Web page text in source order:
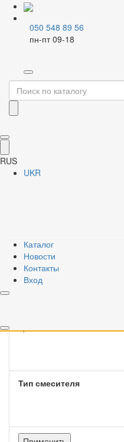
050 548 89 56
пн-пт 09-18
RUS
UKR
Каталог
Новости
Контакты
Вход
Главная Каталог
Смесители для кухни
Тип крепления смесителя
Тип смесителя